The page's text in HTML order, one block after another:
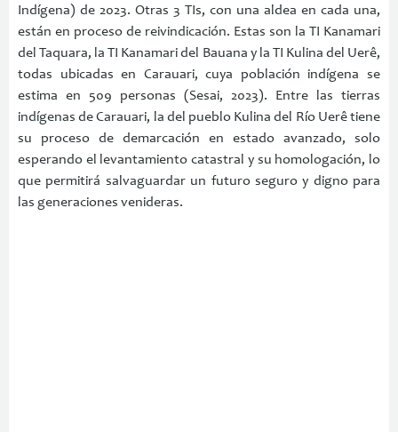
Indígena) de 2023. Otras 3 TIs, con una aldea en cada una,
están en proceso de reivindicación. Estas son la TI Kanamari
del Taquara, la TI Kanamari del Bauana y la TI Kulina del Uerê,
todas ubicadas en Carauari, cuya población indígena se
estima en 509 personas (Sesai, 2023). Entre las tierras
indígenas de Carauari, la del pueblo Kulina del Río Uerê tiene
su proceso de demarcación en estado avanzado, solo
esperando el levantamiento catastral y su homologación, lo
que permitirá salvaguardar un futuro seguro y digno para
las generaciones venideras.